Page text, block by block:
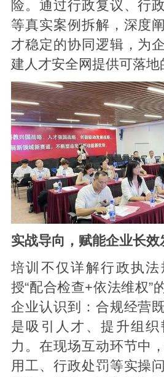
险。通过行政复议、行
等真实案例拆解，深度
才稳定的协同逻辑，为
建人才安全网提供可落地
实战导向，赋能企业长效
培训不仅详解行政执
授“配合检查+依法维权”
企业认识到：合规经营
是吸引人才、提升组
力。在现场互动环节中
用工、行政处罚等实操